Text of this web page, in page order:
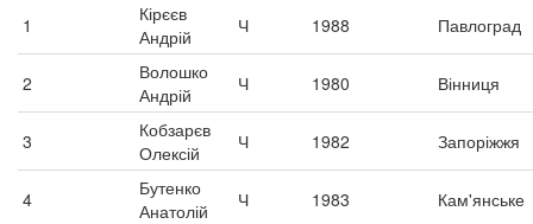
1
Кірєєв
Андрій
Ч 1988 Павлоград
2
Волошко
Андрій
Ч 1980 Вінниця
3
Кобзарєв
Олексій
Ч 1982 Запоріжжя
4
Бутенко
Анатолій
Ч 1983 Кам'янське